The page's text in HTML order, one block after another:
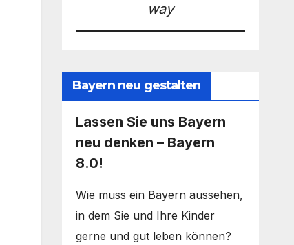
way
Bayern neu gestalten
Lassen Sie uns Bayern
neu denken – Bayern
8.0!
Wie muss ein Bayern aussehen,
in dem Sie und Ihre Kinder
gerne und gut leben können?